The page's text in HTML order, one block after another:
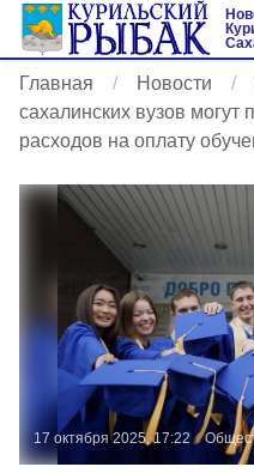
Главная Новости
сахалинских вузов могут
расходов на оплату
17 октября 2025, 17:22